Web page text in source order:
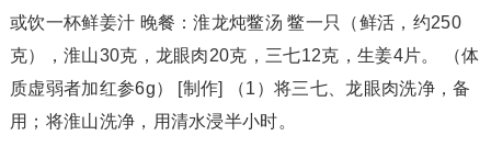
或饮一杯鲜姜汁 晚餐：淮龙炖鳖汤 鳖一只（鲜活，约250
克），淮山30克，龙眼肉20克，三七12克，生姜4片。 （体
质虚弱者加红参6g） [制作] （1）将三七、龙眼肉洗净，备
用；将淮山洗净，用清水浸半小时。